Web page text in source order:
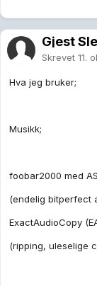
Gjest
Skrevet 11.
Hva jeg bruker;
Musikk;
foobar2000 med
(endelig bitperfect
ExactAudioCopy
(ripping, uleselige